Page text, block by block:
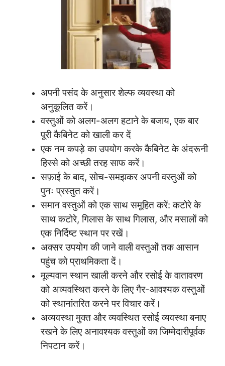
अपनी पसंद के अनुसार शेल्फ व्यवस्था को
अनुकूलित करें।
वस्तुओं को अलग-अलग हटाने के बजाय, एक बार
पूरी कैबिनेट को खाली कर दें
एक नम कपड़े का उपयोग करके कैबिनेट के अंदरूनी
हिस्से को अच्छी तरह साफ करें।
सफ़ाई के बाद, सोच-समझकर अपनी वस्तुओं को
पुनः प्रस्तुत करें।
समान वस्तुओं को एक साथ समूहित करें: कटोरे के
साथ कटोरे, गिलास के साथ गिलास, और मसालों को
एक निर्दिष्ट स्थान पर रखें।
अक्सर उपयोग की जाने वाली वस्तुओं तक आसान
पहुंच को प्राथमिकता दें।
मूल्यवान स्थान खाली करने और रसोई के वातावरण
को अव्यवस्थित करने के लिए गैर-आवश्यक वस्तुओं
को स्थानांतरित करने पर विचार करें।
अव्यवस्था मुक्त और व्यवस्थित रसोई व्यवस्था बनाए
रखने के लिए अनावश्यक वस्तुओं का जिम्मेदारीपूर्वक
निपटान करें।